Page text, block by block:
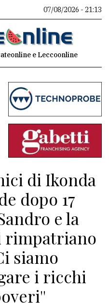
07/08/2026 - 21:13
e Leccoonline
di Ikonda
dopo 17
e la
rimpatriano
siamo
i ricchi